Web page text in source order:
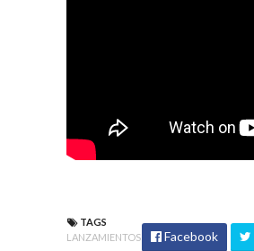
TAGS
LANZAMIENTOS
Facebook